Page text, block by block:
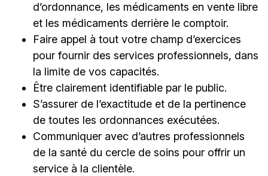
d’ordonnance, les médicaments en vente libre
et les médicaments derrière le comptoir.
Faire appel à tout votre champ d’exercices
pour fournir des services professionnels, dans
la limite de vos capacités.
Être clairement identifiable par le public.
S’assurer de l’exactitude et de la pertinence
de toutes les ordonnances exécutées.
Communiquer avec d’autres professionnels
de la santé du cercle de soins pour offrir un
service à la clientèle.